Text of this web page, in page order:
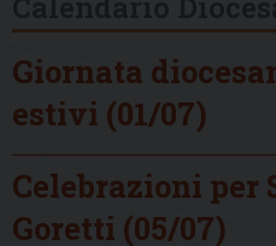
Giornata
estivi (01/07)
Celebrazioni per
Goretti (05/07)